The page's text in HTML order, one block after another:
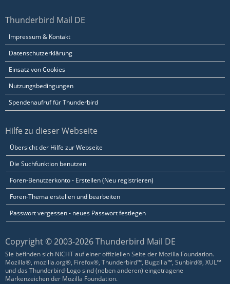
Thunderbird Mail DE
Impressum & Kontakt
Datenschutzerklärung
Einsatz von Cookies
Nutzungsbedingungen
Spendenaufruf für Thunderbird
Hilfe zu dieser Webseite
Übersicht der Hilfe zur Webseite
Die Suchfunktion benutzen
Foren-Benutzerkonto - Erstellen (Neu registrieren)
Foren-Thema erstellen und bearbeiten
Passwort vergessen - neues Passwort festlegen
Copyright © 2003-2026 Thunderbird Mail DE
Sie befinden sich NICHT auf einer offiziellen Seite der Mozilla Foundation.
Mozilla®, mozilla.org®, Firefox®, Thunderbird™, Bugzilla™, Sunbird®, XUL™
und das Thunderbird-Logo sind (neben anderen) eingetragene
Markenzeichen der Mozilla Foundation.